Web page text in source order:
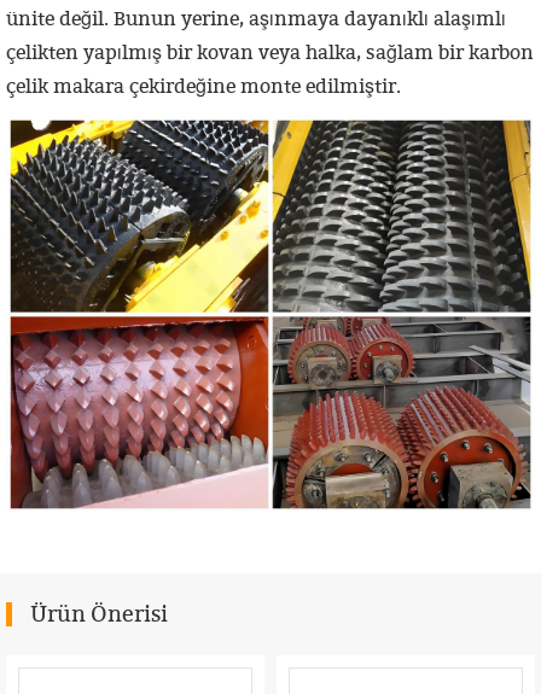
ünite değil. Bunun yerine, aşınmaya dayanıklı alaşımlı
çelikten yapılmış bir kovan veya halka, sağlam bir karbon
çelik makara çekirdeğine monte edilmiştir.
Ürün Önerisi